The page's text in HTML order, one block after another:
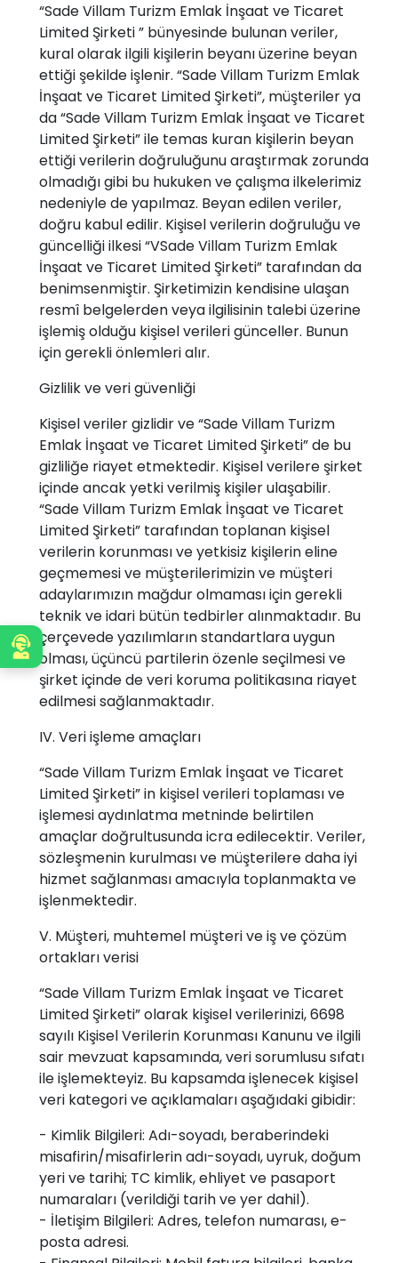
“Sade Villam Turizm Emlak İnşaat ve Ticaret
Limited Şirketi ” bünyesinde bulunan veriler,
kural olarak ilgili kişilerin beyanı üzerine beyan
ettiği şekilde işlenir. “Sade Villam Turizm Emlak
İnşaat ve Ticaret Limited Şirketi”, müşteriler ya
da “Sade Villam Turizm Emlak İnşaat ve Ticaret
Limited Şirketi” ile temas kuran kişilerin beyan
ettiği verilerin doğruluğunu araştırmak zorunda
olmadığı gibi bu hukuken ve çalışma ilkelerimiz
nedeniyle de yapılmaz. Beyan edilen veriler,
doğru kabul edilir. Kişisel verilerin doğruluğu ve
güncelliği ilkesi “VSade Villam Turizm Emlak
İnşaat ve Ticaret Limited Şirketi” tarafından da
benimsenmiştir. Şirketimizin kendisine ulaşan
resmî belgelerden veya ilgilisinin talebi üzerine
işlemiş olduğu kişisel verileri günceller. Bunun
için gerekli önlemleri alır.
Gizlilik ve veri güvenliği
Kişisel veriler gizlidir ve “Sade Villam Turizm
Emlak İnşaat ve Ticaret Limited Şirketi” de bu
gizliliğe riayet etmektedir. Kişisel verilere şirket
içinde ancak yetki verilmiş kişiler ulaşabilir.
“Sade Villam Turizm Emlak İnşaat ve Ticaret
Limited Şirketi” tarafından toplanan kişisel
verilerin korunması ve yetkisiz kişilerin eline
geçmemesi ve müşterilerimizin ve müşteri
adaylarımızın mağdur olmaması için gerekli
teknik ve idari bütün tedbirler alınmaktadır. Bu
çerçevede yazılımların standartlara uygun
olması, üçüncü partilerin özenle seçilmesi ve
şirket içinde de veri koruma politikasına riayet
edilmesi sağlanmaktadır.
IV. Veri işleme amaçları
“Sade Villam Turizm Emlak İnşaat ve Ticaret
Limited Şirketi” in kişisel verileri toplaması ve
işlemesi aydınlatma metninde belirtilen
amaçlar doğrultusunda icra edilecektir. Veriler,
sözleşmenin kurulması ve müşterilere daha iyi
hizmet sağlanması amacıyla toplanmakta ve
işlenmektedir.
V. Müşteri, muhtemel müşteri ve iş ve çözüm
ortakları verisi
“Sade Villam Turizm Emlak İnşaat ve Ticaret
Limited Şirketi” olarak kişisel verilerinizi, 6698
sayılı Kişisel Verilerin Korunması Kanunu ve ilgili
sair mevzuat kapsamında, veri sorumlusu sıfatı
ile işlemekteyiz. Bu kapsamda işlenecek kişisel
veri kategori ve açıklamaları aşağıdaki gibidir:
- Kimlik Bilgileri: Adı-soyadı, beraberindeki
misafirin/misafirlerin adı-soyadı, uyruk, doğum
yeri ve tarihi; TC kimlik, ehliyet ve pasaport
numaraları (verildiği tarih ve yer dahil).
- İletişim Bilgileri: Adres, telefon numarası, e-
posta adresi.
Sizi Arayalım